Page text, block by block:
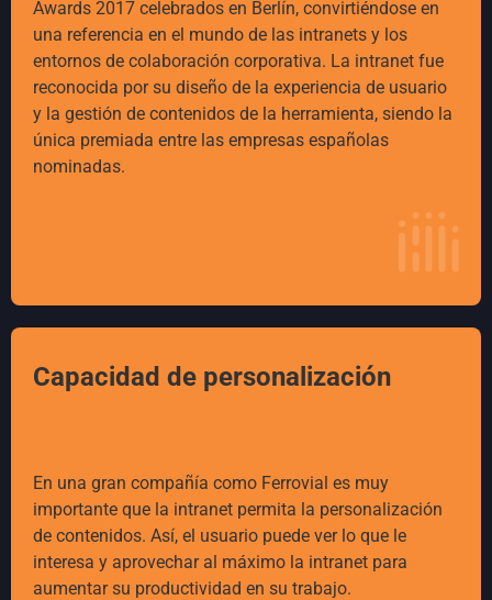
Awards 2017 celebrados en Berlín, convirtiéndose en
una referencia en el mundo de las intranets y los
entornos de colaboración corporativa. La intranet fue
reconocida por su diseño de la experiencia de usuario
y la gestión de contenidos de la herramienta, siendo la
única premiada entre las empresas españolas
nominadas.
Capacidad de personalización
En una gran compañía como Ferrovial es muy
importante que la intranet permita la personalización
de contenidos. Así, el usuario puede ver lo que le
interesa y aprovechar al máximo la intranet para
aumentar su productividad en su trabajo.